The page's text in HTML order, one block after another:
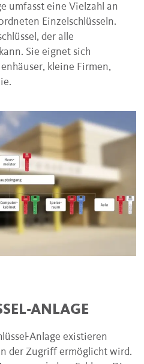
umfasst eine Vielzahl an
Einzelschlüsseln.
der alle
Sie eignet sich
kleine Firmen,
ANLAGE
Anlage existieren
der Zugriff ermöglicht wird.